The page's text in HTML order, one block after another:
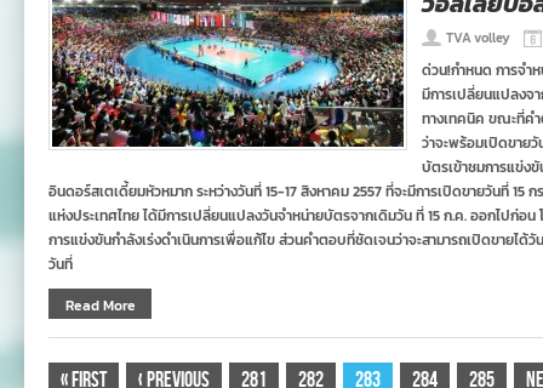
TVA volley
ด่วน!กำหนด การจำ
มีการเปลี่ยนแปลงจ
ทางเทคนิค ขณะที่คำ
ว่าจะพร้อมเปิดขาย
บัตรเข้าชมการแข่ง
อินดอร์สเตเดี้ยมหัวหมาก ระหว่างวันที่ 15-17 สิงหาคม 2557 ที่จะมีการเปิดขายวันที่
แห่งประเทศไทย ได้มีการเปลี่ยนแปลงวันจำหน่ายบัตรจากเดิมวัน ที่ 15 ก.ค. ออกไปก่อ
การแข่งขันกำลังเร่งดำเนินการเพื่อแก้ไข ส่วนคำตอบที่ชัดเจนว่าจะสามารถเปิดขายได้วั
วันที่
Read More
« First ‹ Previous 281 282 283 284 285